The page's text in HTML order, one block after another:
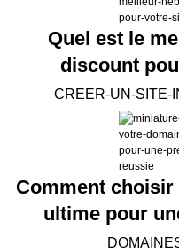
Quel est le
discount
CREER-UN-SITE-
Comment
ultime pour